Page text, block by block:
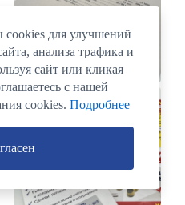
для улучшений
анализа трафика и
сайт или кликая
с нашей
cookies. Подробнее